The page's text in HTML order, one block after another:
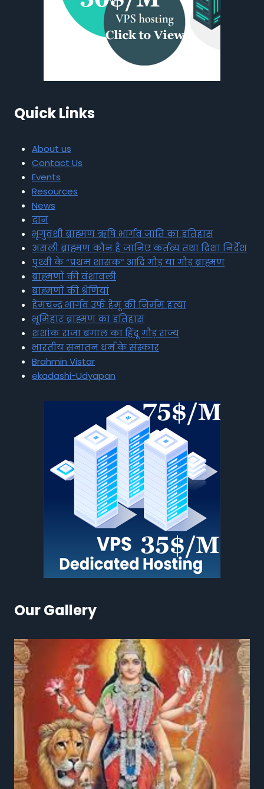
Quick Links
About us
Contact Us
Events
Resources
News
दान
भृगुवंशी ब्राह्मण ऋषि भार्गव जाति का इतिहास
असली ब्राह्मण कौन है जानिए कर्तव्य तथा दिशा निर्देश
पृथ्वी के “प्रथम शासक” आदि गौड़ या गौड़ ब्राह्मण
ब्राह्मणों की वंशावली
ब्राह्मणों की श्रेणियां
हेमचन्द्र भार्गव उर्फ हेमू की निर्मम हत्या
भूमिहार ब्राह्मण का इतिहास
शशांक राजा बंगाल का हिंदू गौड़ राज्य
भारतीय सनातन धर्म के संस्कार
Brahmin Vistar
ekadashi-Udyapan
Our Gallery